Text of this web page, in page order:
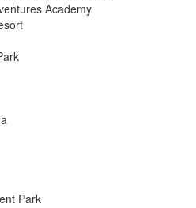
Academy
Park